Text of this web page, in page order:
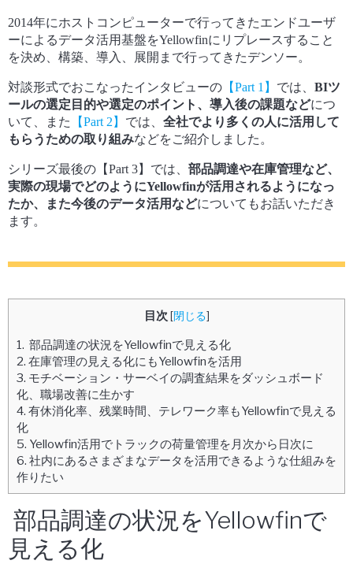
2014年にホストコンピューターで行ってきたエンドユーザ
ーによるデータ活用基盤をYellowfinにリプレースすること
を決め、構築、導入、展開まで行ってきたデンソー。
対談形式でおこなったインタビューの 【Part 1】 では、 BIツ
ールの選定目的や選定のポイント、導入後の課題などにつ
いて、また
【Part 2】 では、 全社でより多くの人に活用して
もらうための取り組みなどをご紹介しました。
シリーズ最後の【Part 3】では、 部品調達や在庫管理など、
実際の現場でどのようにYellowfinが活用されるようになっ
たか、また今後のデータ活用などについてもお話いただき
ます。
目次 [閉じる]
1. 部品調達の状況をYellowfinで見える化
2. 在庫管理の見える化にもYellowfinを活用
3. モチベーション・サーベイの調査結果をダッシュボード
化、職場改善に生かす
4. 有休消化率、残業時間、テレワーク率もYellowfinで見える
化
5. Yellowfin活用でトラックの荷量管理を月次から日次に
6. 社内にあるさまざまなデータを活用できるような仕組みを
作りたい
部品調達の状況をYellowfinで
見える化